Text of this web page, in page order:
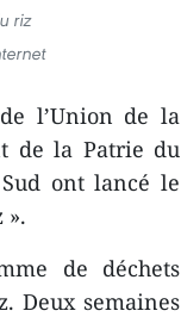
riz
l’Union de la
de la Patrie du
ont lancé le
».
de déchets
Deux semaines